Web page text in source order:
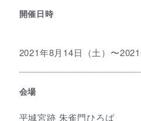
開催日時
2021年8月14日（土）〜2021
会場
平城宮跡 朱雀門ひろば